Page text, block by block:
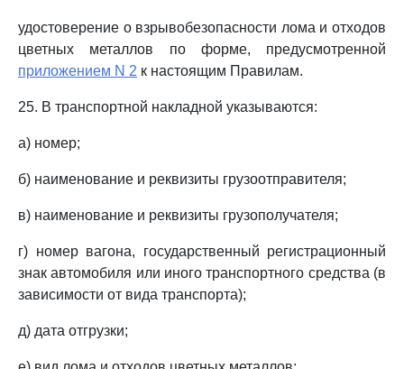
удостоверение о взрывобезопасности лома и отходов
цветных металлов по форме, предусмотренной
приложением N 2 к настоящим Правилам.
25. В транспортной накладной указываются:
а) номер;
б) наименование и реквизиты грузоотправителя;
в) наименование и реквизиты грузополучателя;
г) номер вагона, государственный регистрационный
знак автомобиля или иного транспортного средства (в
зависимости от вида транспорта);
д) дата отгрузки;